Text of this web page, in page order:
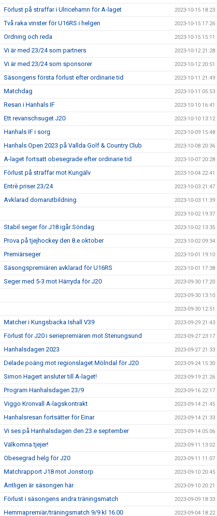
Förlust på straffar i Ulricehamn för A-laget 2023-10-15 18:23
Två raka vinster för U16RS i helgen 2023-10-15 17:26
Ordning och reda 2023-10-15 15:11
Vi är med 23/24 som partners 2023-10-12 21:28
Vi är med 23/24 som sponsorer 2023-10-12 20:51
Säsongens första förlust efter ordinarie tid 2023-10-11 21:49
Matchdag 2023-10-11 05:53
Resan i Hanhals IF 2023-10-10 16:41
Ett revanschsuget J20 2023-10-10 13:12
Hanhals IF i sorg 2023-10-09 15:48
Hanhals Open 2023 på Vallda Golf & Country Club 2023-10-08 20:36
A-laget fortsatt obesegrade efter ordinarie tid 2023-10-07 20:28
Förlust på straffar mot Kungälv 2023-10-04 22:41
Entrè priser 23/24 2023-10-03 21:47
Avklarad domarutbildning 2023-10-03 11:39
2023-10-02 19:37
Stabil seger för J18 igår Söndag 2023-10-02 13:35
Prova på tjejhockey den 8.e oktober 2023-10-02 09:34
Premiärseger 2023-10-01 19:10
Säsongspremiären avklarad för U16RS 2023-10-01 17:38
Seger med 5-3 mot Härryda för J20 2023-09-30 17:20
2023-09-30 13:10
2023-09-30 12:51
Matcher i Kungsbacka Ishall V39 2023-09-29 21:43
Förlust för J20 i seriepremiären mot Stenungsund 2023-09-27 23:17
Hanhalsdagen 2023 2023-09-27 21:33
Delade poäng mot regionslaget Mölndal för J20 2023-09-24 15:30
Simon Hagert ansluter till A-laget! 2023-09-19 21:26
Program Hanhalsdagen 23/9 2023-09-16 22:17
Viggo Kronvall A-lagskontrakt 2023-09-14 21:45
Hanhalsresan fortsätter för Einar 2023-09-14 21:33
Vi ses på Hanhalsdagen den 23.e september 2023-09-14 05:06
Välkomna tjejer! 2023-09-11 13:02
Obesegrad helg för J20 2023-09-11 11:07
Matchrapport J18 mot Jonstorp 2023-09-10 20:45
Äntligen är säsongen här 2023-09-10 20:21
Förlust i säsongens andra träningsmatch 2023-09-09 18:33
Hemmapremiär/träningsmatch 9/9 kl 16.00 2023-09-04 18:22